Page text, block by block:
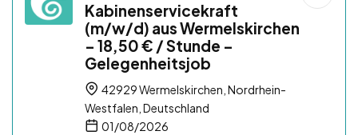
Kabinenservicekraft
(m/w/d) aus Wermelskirchen
– 18,50 € / Stunde –
Gelegenheitsjob
42929 Wermelskirchen, Nordrhein-
Westfalen, Deutschland
01/08/2026